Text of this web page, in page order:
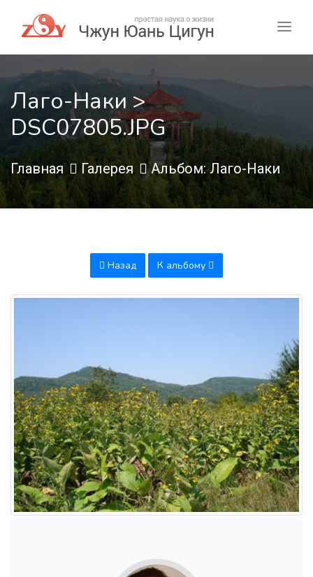
Лаго-Наки >
DSC07805.JPG
Главная Галерея Альбом: Лаго-Наки
Назад К альбому